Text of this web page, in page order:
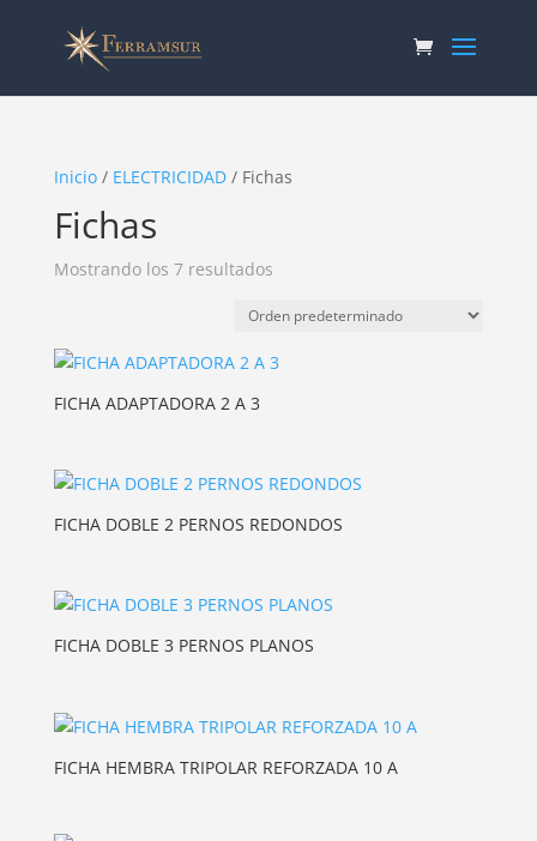
Inicio/ ELECTRICIDAD/ Fichas
Fichas
Mostrando los 7 resultados
FICHA ADAPTADORA 2 A 3
FICHA DOBLE 2 PERNOS REDONDOS
FICHA DOBLE 3 PERNOS PLANOS
FICHA HEMBRA TRIPOLAR REFORZADA 10 A